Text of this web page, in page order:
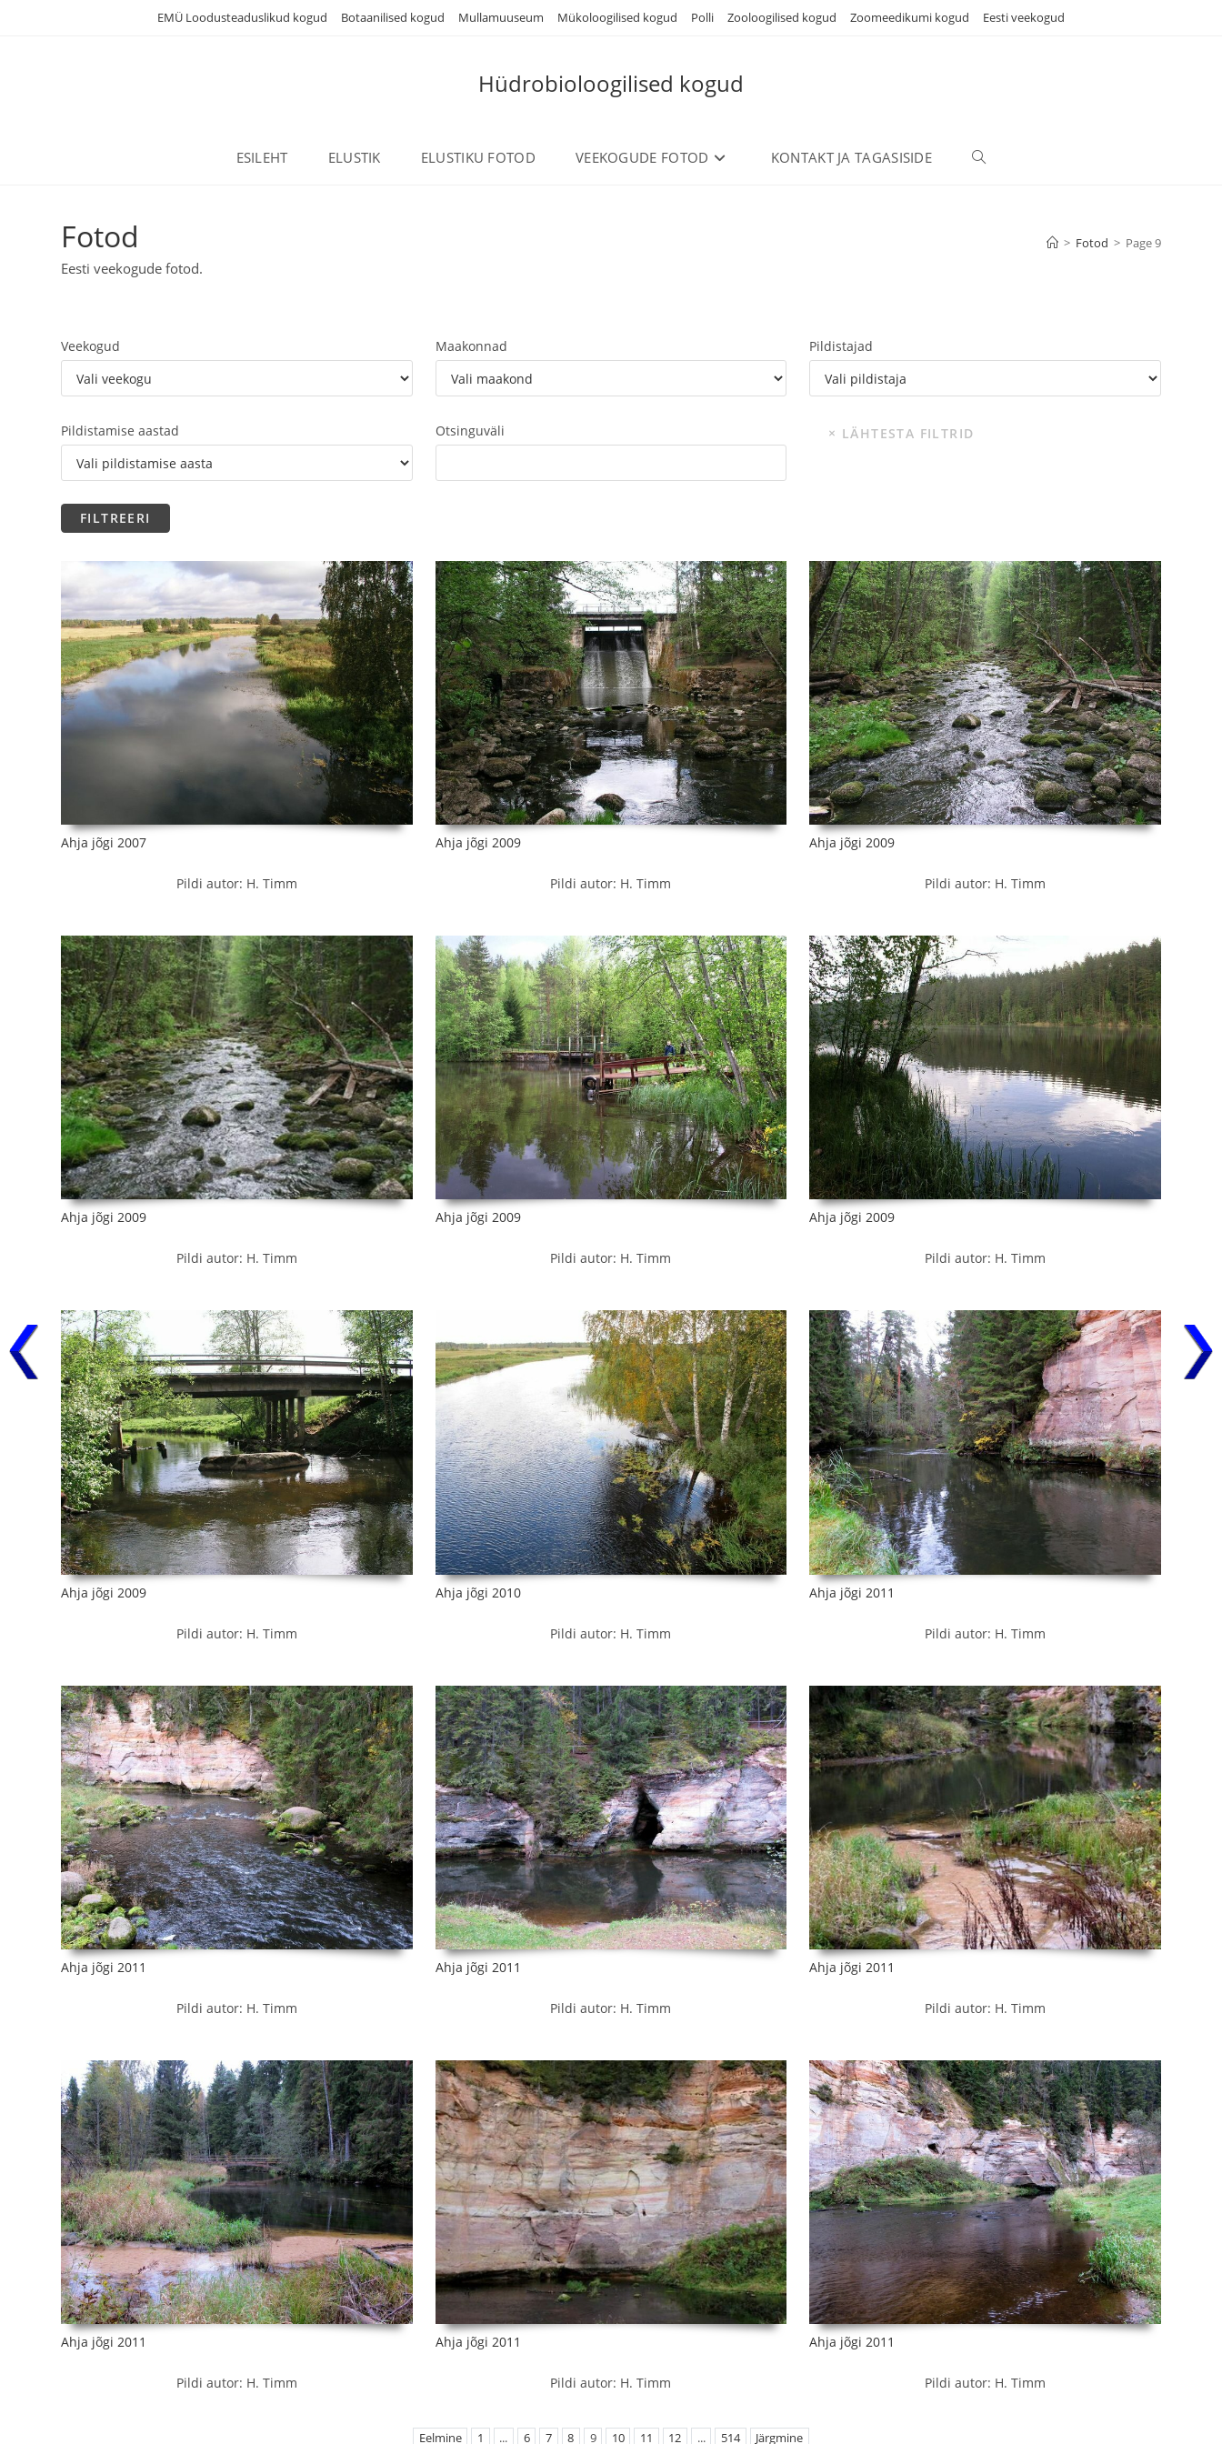
EMÜ Loodusteaduslikud kogud Botaanilised kogud Mullamuuseum Mükoloogilised kogud Polli Zooloogilised kogud Zoomeedikumi kogud Eesti veekogud
Hüdrobioloogilised kogud
ESILEHT ELUSTIK ELUSTIKU FOTOD VEEKOGUDE FOTOD KONTAKT JA TAGASISIDE TOGGLE
Fotod
Eesti veekogude fotod.
> Fotod > Page 9
Veekogud Maakonnad Pildistajad
Pildistamise aastad Otsinguväli
Ahja jõgi 2007
Pildi autor: H. Timm
Ahja jõgi 2009
Pildi autor: H. Timm
Ahja jõgi 2009
Pildi autor: H. Timm
Ahja jõgi 2009
Pildi autor: H. Timm
Ahja jõgi 2009
Pildi autor: H. Timm
Ahja jõgi 2009
Pildi autor: H. Timm
Ahja jõgi 2009
Pildi autor: H. Timm
Ahja jõgi 2010
Pildi autor: H. Timm
Ahja jõgi 2011
Pildi autor: H. Timm
Ahja jõgi 2011
Pildi autor: H. Timm
Ahja jõgi 2011
Pildi autor: H. Timm
Ahja jõgi 2011
Pildi autor: H. Timm
Ahja jõgi 2011
Pildi autor: H. Timm
Ahja jõgi 2011
Pildi autor: H. Timm
Ahja jõgi 2011
Pildi autor: H. Timm
Eelmine 1 ... 6 7 8 9 10 11 12 ... 514 Järgmine